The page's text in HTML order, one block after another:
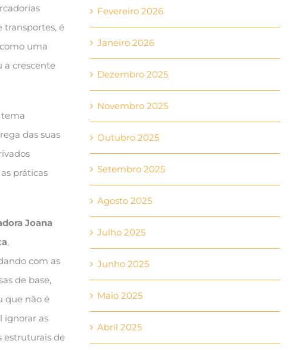
transportes, é
uma
a crescente
das suas
práticas
Joana
,
com as
de base,
que não é
ignorar as
estruturais de
Fevereiro 2026
Janeiro 2026
Dezembro 2025
Novembro 2025
Outubro 2025
Setembro 2025
Agosto 2025
Julho 2025
Junho 2025
Maio 2025
Abril 2025